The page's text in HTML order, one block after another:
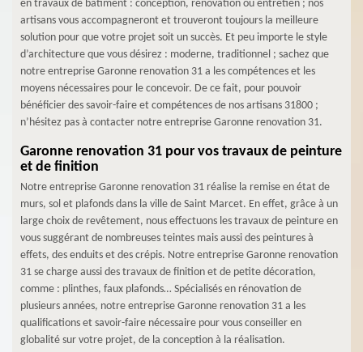
en travaux de bâtiment : conception, rénovation ou entretien ; nos
artisans vous accompagneront et trouveront toujours la meilleure
solution pour que votre projet soit un succès. Et peu importe le style
d’architecture que vous désirez : moderne, traditionnel ; sachez que
notre entreprise Garonne renovation 31 a les compétences et les
moyens nécessaires pour le concevoir. De ce fait, pour pouvoir
bénéficier des savoir-faire et compétences de nos artisans 31800 ;
n’hésitez pas à contacter notre entreprise Garonne renovation 31.
Garonne renovation 31 pour vos travaux de peinture
et de finition
Notre entreprise Garonne renovation 31 réalise la remise en état de
murs, sol et plafonds dans la ville de Saint Marcet. En effet, grâce à un
large choix de revêtement, nous effectuons les travaux de peinture en
vous suggérant de nombreuses teintes mais aussi des peintures à
effets, des enduits et des crépis. Notre entreprise Garonne renovation
31 se charge aussi des travaux de finition et de petite décoration,
comme : plinthes, faux plafonds… Spécialisés en rénovation de
plusieurs années, notre entreprise Garonne renovation 31 a les
qualifications et savoir-faire nécessaire pour vous conseiller en
globalité sur votre projet, de la conception à la réalisation.